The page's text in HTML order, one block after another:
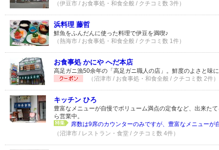
（伊豆市 / お食事処・和食全般 / クチコミ数 3件）
浜料理 藤哲
鮮魚をふんだんに使った料理で伊豆を満喫♪
（熱海市 / お食事処・和食全般 / クチコミ数 1件）
お食事処 かにや へだ本店
高足ガニ漁50余年の「高足ガニ職人の店」。鮮度のよさと味
（沼津市 / お食事処・和食全般 / クチコミ数 2件）
キッチン ひろ
豊富なメニューが自慢でボリューム満点の定食など、出来た
ら営業中。
席数は9席のカウンターのみですが、豊富なメニューが
（沼津市 / レストラン・食堂 / クチコミ数 4件）